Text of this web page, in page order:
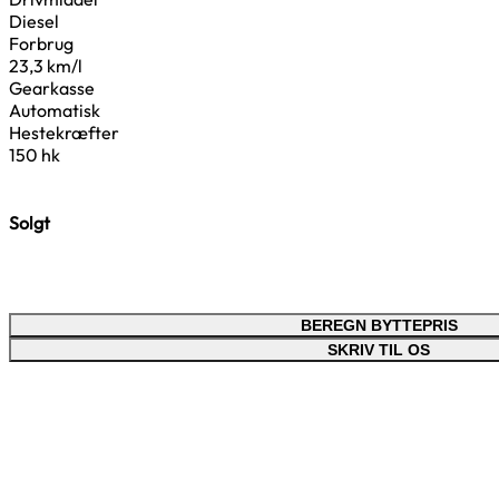
Diesel
Forbrug
23,3 km/l
Gearkasse
Automatisk
Hestekræfter
150 hk
Solgt
BEREGN BYTTEPRIS
SKRIV TIL OS